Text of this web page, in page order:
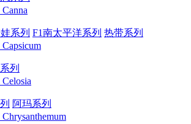
系列 F1南太平洋系列 热带系列
列
阿玛系列